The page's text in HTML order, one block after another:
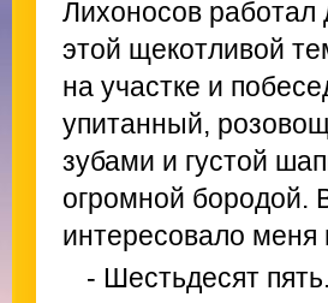
Лихоносов
этой щекотливой
на участке и
упитанный,
зубами и густой
огромной бородой.
интересовало
- Шестьдесят пять.